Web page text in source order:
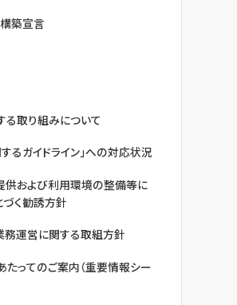
築宣言
取り組みについて
るガイドライン」への対応状況
供および利用環境の整備等に
く勧誘方針
務運営に関する取組方針
ってのご案内（重要情報シー